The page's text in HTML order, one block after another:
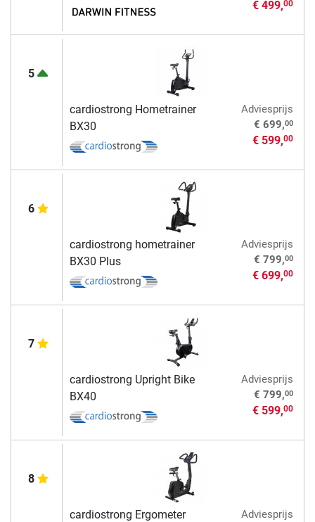
€ 499,00
5
cardiostrong Hometrainer
BX30
Adviesprijs
€ 699,00
€ 599,00
6
cardiostrong hometrainer
BX30 Plus
Adviesprijs
€ 799,00
€ 699,00
7
cardiostrong Upright Bike
BX40
Adviesprijs
€ 799,00
€ 599,00
8
cardiostrong Ergometer
Adviesprijs